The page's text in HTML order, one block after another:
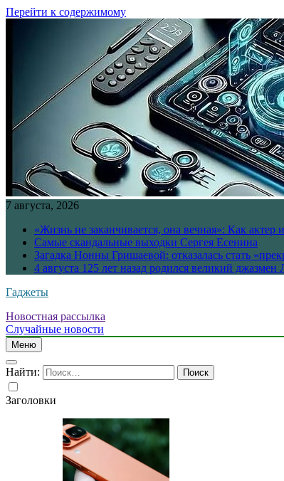
Перейти к содержимому
7 августа, 2026
«Жизнь не заканчивается, она вечная»: Как
Самые скандальные выходки Сергея Есенина
Загадка Нонны Гришаевой: отказалась стать
4 августа 125 лет назад родился великий
Гаджеты
Новостная рассылка
Случайные новости
Меню
Найти:
Заголовки